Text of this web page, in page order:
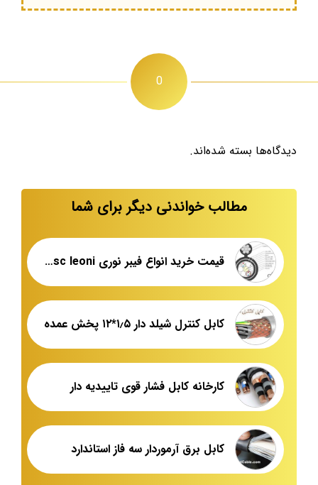
0
دیدگاه‌ها بسته شده‌اند.
مطالب خواندنی دیگر برای شما
قیمت خرید انواع فیبر نوری ossc leoni
کابل کنترل شیلد دار ۱٫۵*۱۲ پخش عمده
کارخانه کابل فشار قوی تاییدیه دار
کابل برق آرموردار سه فاز استاندارد